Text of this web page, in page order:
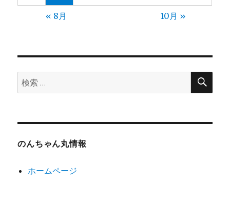
« 8月 10月 »
検
索:
検
のんちゃん丸情報
ホームページ